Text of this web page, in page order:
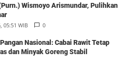
Wismoyo Arismundar, Pulihkan
05:51 WIB 0
Nasional: Cabai Rawit Tetap
dan Minyak Goreng Stabil